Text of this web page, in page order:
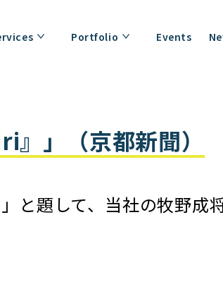
Portfolio Events
」（京都新聞）
題して、当社の牧野成